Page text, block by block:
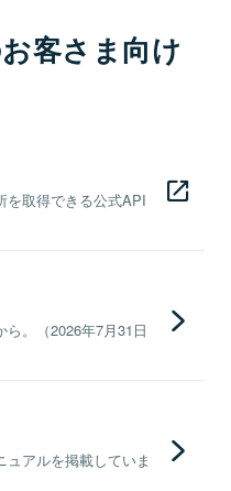
客さま向け
を取得できる公式API
。（2026年7月31日
アルを掲載していま